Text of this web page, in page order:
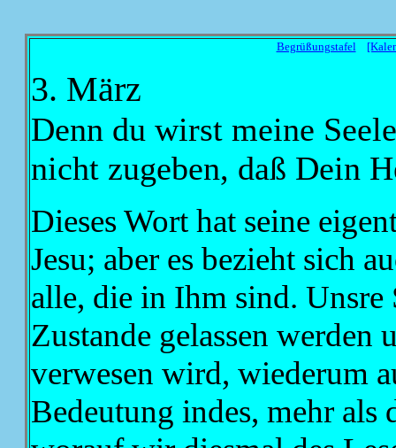
Begrüßungstafel
3. März
Denn du wirst meine
nicht zugeben, daß Dein
Dieses Wort hat seine
Jesu; aber es bezieht sich
alle, die in Ihm sind. Unsre
Zustande gelassen
verwesen wird, wiederum
Bedeutung indes, mehr als